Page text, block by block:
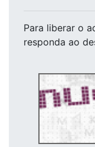
Para liberar o
responda ao